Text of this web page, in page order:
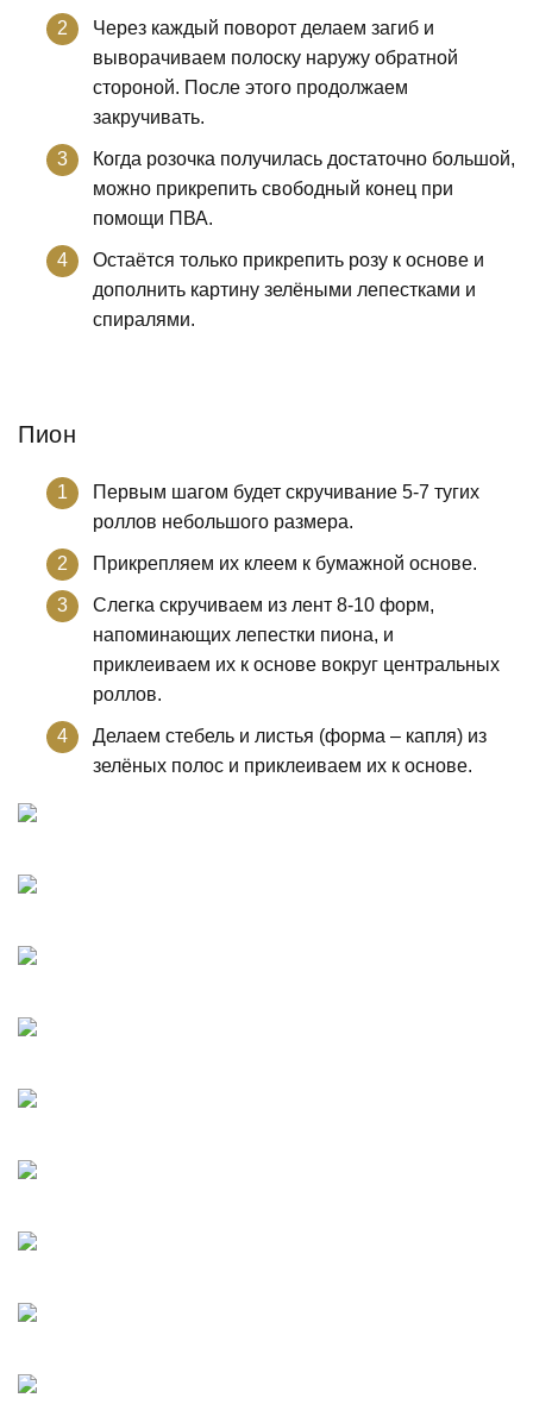
Через каждый поворот делаем загиб и
выворачиваем полоску наружу обратной
стороной. После этого продолжаем
закручивать.
Когда розочка получилась достаточно большой,
можно прикрепить свободный конец при
помощи ПВА.
Остаётся только прикрепить розу к основе и
дополнить картину зелёными лепестками и
спиралями.
Пион
Первым шагом будет скручивание 5-7 тугих
роллов небольшого размера.
Прикрепляем их клеем к бумажной основе.
Слегка скручиваем из лент 8-10 форм,
напоминающих лепестки пиона, и
приклеиваем их к основе вокруг центральных
роллов.
Делаем стебель и листья (форма – капля) из
зелёных полос и приклеиваем их к основе.